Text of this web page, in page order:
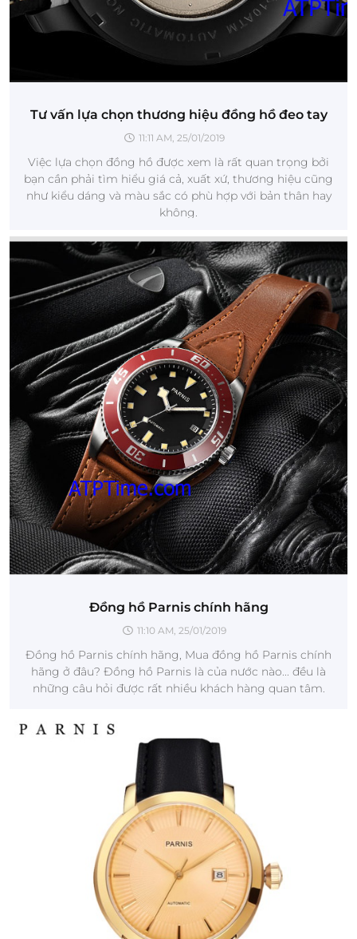
Tư vấn lựa chọn thương hiệu đồng hồ đeo tay
11:11 AM, 25/01/2019
Việc lựa chọn đồng hồ được xem là rất quan trọng bởi
bạn cần phải tìm hiểu giá cả, xuất xứ, thương hiệu cũng
như kiểu dáng và màu sắc có phù hợp với bản thân hay
không.
Đồng hồ Parnis chính hãng
11:10 AM, 25/01/2019
Đồng hồ Parnis chính hãng, Mua đồng hồ Parnis chính
hãng ở đâu? Đồng hồ Parnis là của nước nào... đều là
những câu hỏi được rất nhiều khách hàng quan tâm.